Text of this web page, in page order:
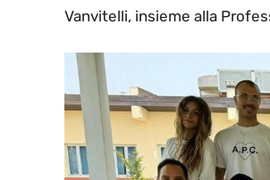
Vanvitelli, insieme alla